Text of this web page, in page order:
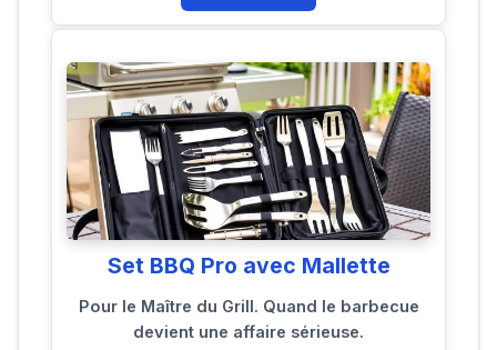
Set BBQ Pro avec Mallette
Pour le Maître du Grill. Quand le barbecue
devient une affaire sérieuse.